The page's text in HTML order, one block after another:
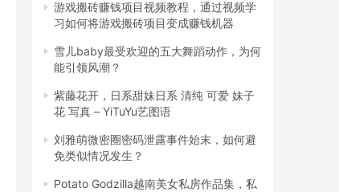
游戏搬砖赚钱项目视频教程，通过视频学
习如何将游戏搬砖项目变成赚钱机器
雪儿baby最受欢迎的五大舞蹈动作，为何
能引领风潮？
紫藤花开，日系甜妹日系 清纯 可爱 妹子
花 写真 – YiTuYu艺图语
刘雅萌微密圈密码泄露事件始末，如何避
免类似情况发生？
Potato Godzilla越南美女私房作品集，私